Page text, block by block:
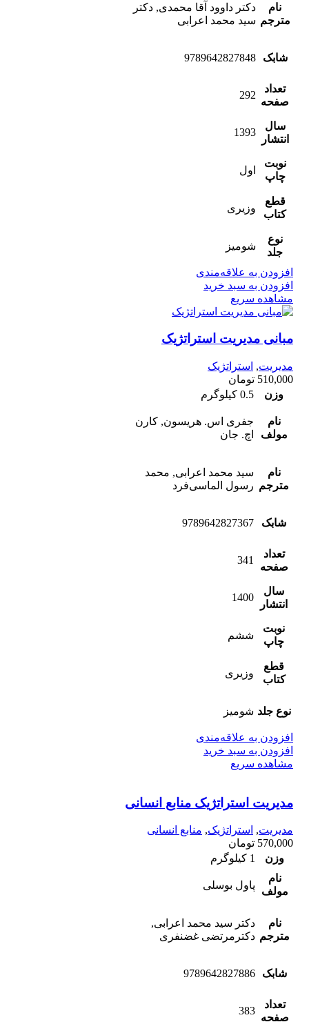
نام
مترجم
دکتر داوود آقا محمدی, دکتر
سید محمد اعرابی
شابک 9789642827848
تعداد
صفحه
292
سال
انتشار
1393
نوبت
چاپ
اول
قطع
کتاب
وزیری
نوع
جلد
شومیز
افزودن به علاقه‌مندی
افزودن به سبد خرید
مشاهده سریع
مبانی مدیریت استراتژیک
مدیریت, استراتژیک
510,000 تومان
وزن
0.5 کیلوگرم
نام
مولف
جفری اس. هریسون, کارن
اچ. جان
نام
مترجم
سید محمد اعرابی, محمد
رسول الماسی‌فرد
شابک 9789642827367
تعداد
صفحه
341
سال
انتشار
1400
نوبت
چاپ
ششم
قطع
کتاب
وزیری
نوع جلد شومیز
افزودن به علاقه‌مندی
افزودن به سبد خرید
مشاهده سریع
مدیریت استراتژیک منابع انسانی
مدیریت, استراتژیک, منابع انسانی
570,000 تومان
وزن
1 کیلوگرم
نام
مولف
پاول بوسلی
نام
مترجم
دکتر سید محمد اعرابی,
دکترمرتضی غضنفری
شابک 9789642827886
تعداد
صفحه
383